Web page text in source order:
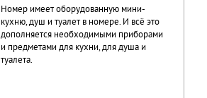
Номер имеет оборудованную мини-
кухню, душ и туалет в номере. И всё это
дополняется необходимыми приборами
и предметами для кухни, для душа и
туалета.